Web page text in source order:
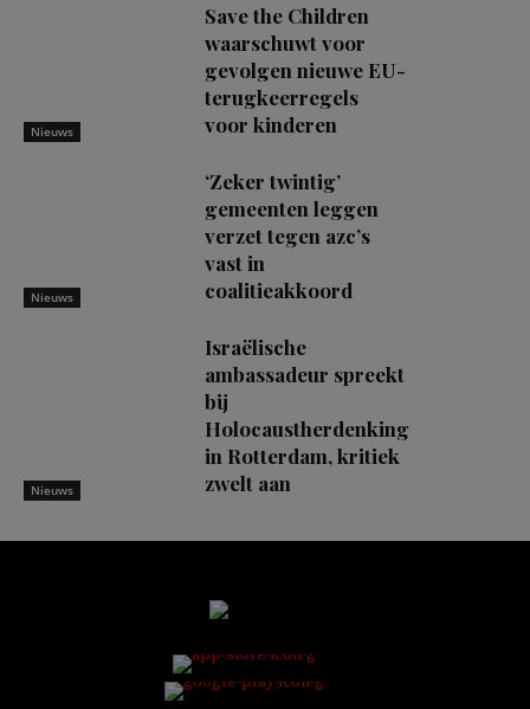
Nieuws
Save the Children
waarschuwt voor
gevolgen nieuwe EU-
terugkeerregels
voor kinderen
Nieuws
‘Zeker twintig’
gemeenten leggen
verzet tegen azc’s
vast in
coalitieakkoord
Nieuws
Israëlische
ambassadeur spreekt
bij
Holocaustherdenking
in Rotterdam, kritiek
zwelt aan